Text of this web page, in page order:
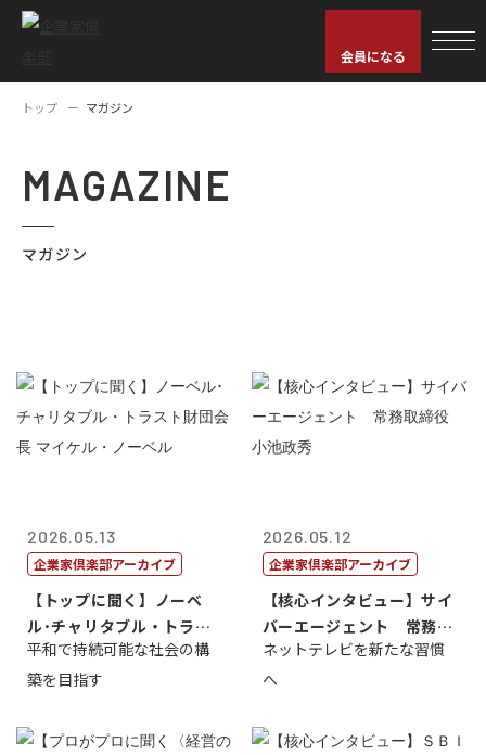
会員になる
トップ マガジン
MAGAZINE
マガジン
2026.05.13
企業家倶楽部アーカイブ
【トップに聞く】ノーベ
ル･チャリタブル・トラス
ト財団会長 マ...
平和で持続可能な社会の構
築を目指す
2026.05.12
企業家倶楽部アーカイブ
【核心インタビュー】サイ
バーエージェント 常務取
締役 小池政...
ネットテレビを新たな習慣
へ